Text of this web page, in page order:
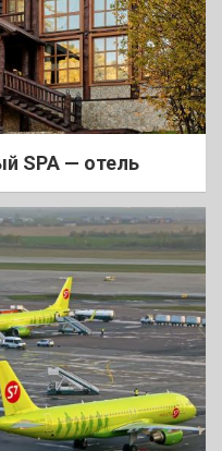
SPA — отель